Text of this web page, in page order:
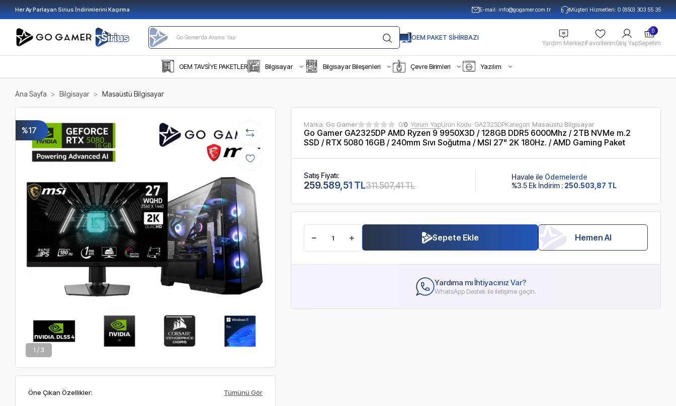
Her Ay Parlayan Sirius İndirimlerini Kaçırma E-mail:info@gogamer.com.tr Müşteri Hizmetleri: 0 (850) 303 55 35
OEM PAKET SIHIRBAZI
Yardım MerkeziFavorilerimGiriş Yap
0
Sepetim
OEM TAVSİYE PAKETLER Bilgisayar Bilgisayar Bileşenleri Çevre Birimleri Yazılım
Ana Sayfa Bilgisayar Masaüstü Bilgisayar
%17
2 / 3
Öne Çıkan Özellikler: Tümünü Gör
Marka:Go Gamer 0/0 Yorum YapÜrün Kodu: GA2325DPKategori:Masaüstü Bilgisayar
Go Gamer GA2325DP AMD Ryzen 9 9950X3D / 128GB DDR5 6000Mhz / 2TB NVMe m.2
SSD / RTX 5080 16GB / 240mm Sıvı Soğutma / MSI 27" 2K 180Hz. / AMD Gaming Paket
Satış Fiyatı:
259.589,51 TL311.507,41 TL
Havale ile Ödemelerde
%3.5 Ek İndirim : 250.503,87 TL
Sepete Ekle Hemen Al
Yardıma mı İhtiyacınız Var?
WhatsApp Destek ile iletişime geçin.